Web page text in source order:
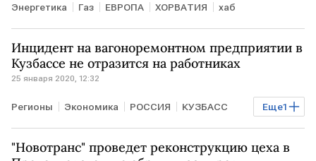
Энергетика Газ ЕВРОПА ХОРВАТИЯ хаб
Инцидент на вагоноремонтном предприятии в
Кузбассе не отразится на работниках
25 января 2020, 12:32
Еще1
Регионы Экономика РОССИЯ КУЗБАСС
инцидент
"Новотранс" проведет реконструкцию цеха в